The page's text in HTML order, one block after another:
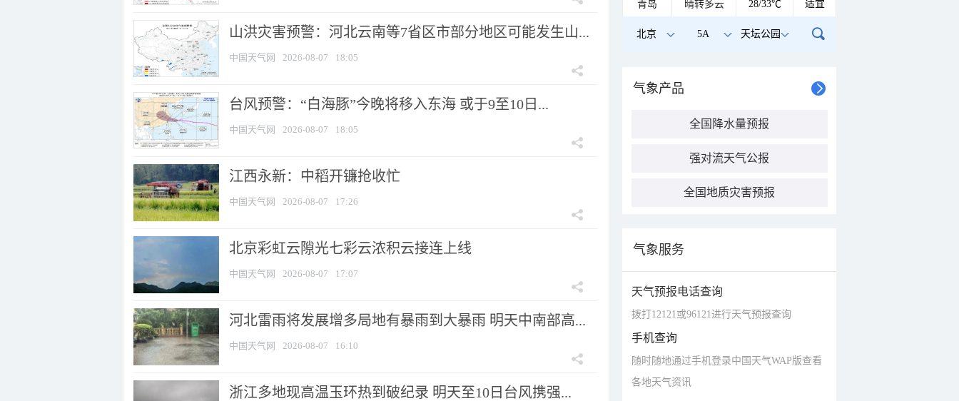
山洪灾害预警：河北云南等7省区市部分地区可能发生山...
中国天气网 2026-08-07 18:05
台风预警：“白海豚”今晚将移入东海 或于9至10日...
中国天气网 2026-08-07 18:05
江西永新：中稻开镰抢收忙
中国天气网 2026-08-07 17:26
北京彩虹云隙光七彩云浓积云接连上线
中国天气网 2026-08-07 17:07
河北雷雨将发展增多局地有暴雨到大暴雨 明天中南部高...
中国天气网 2026-08-07 16:10
浙江多地现高温玉环热到破纪录 明天至10日台风携强...
青岛 晴转多云 28/33℃ 适宜
北京 5A 天坛公园
气象产品
全国降水量预报
强对流天气公报
全国地质灾害预报
气象服务
天气预报电话查询
拨打12121或96121进行天气预报查询
手机查询
随时随地通过手机登录中国天气WAP版查看
各地天气资讯